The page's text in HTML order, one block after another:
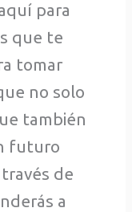
para
que te
tomar
no solo
también
futuro
de
a